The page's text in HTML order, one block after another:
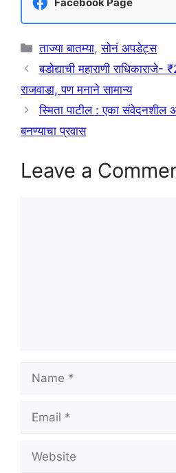
Categories
ताज्या बातम्या,सोनं अपडेट्स
बडोद्याची महाराणी
राजवाडा, पण मनाने सामान्य
स्मिता पाटील : एका संवेदनशील
बनण्याचा प्रवास
Leave a